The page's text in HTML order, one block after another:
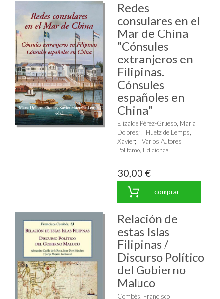
Redes
consulares en el
Mar de China
"Cónsules
extranjeros en
Filipinas.
Cónsules
españoles en
China"
Elizalde Pérez-Grueso, María
Dolores;
Huetz de Lemps,
Xavier;
Varios Autores
Polifemo, Ediciones
30,00 €
comprar
Relación de
estas Islas
Filipinas /
Discurso Político
del Gobierno
Maluco
Combés, Francisco